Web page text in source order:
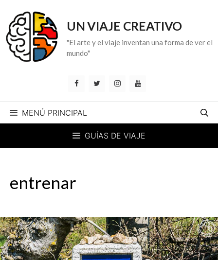
contenido
UN VIAJE CREATIVO
"El arte y el viaje inventan una forma de ver el
mundo"
MENÚ PRINCIPAL
GUÍAS DE VIAJE
entrenar